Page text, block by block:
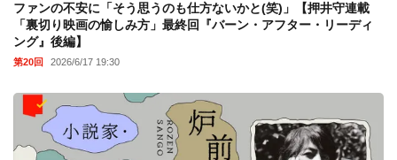
ファンの不安に「そう思うのも仕方ないかと(笑)」【押井守連載
「裏切り映画の愉しみ方」最終回『バーン・アフター・リーディ
ング』後編】
第20回 2026/6/17 19:30